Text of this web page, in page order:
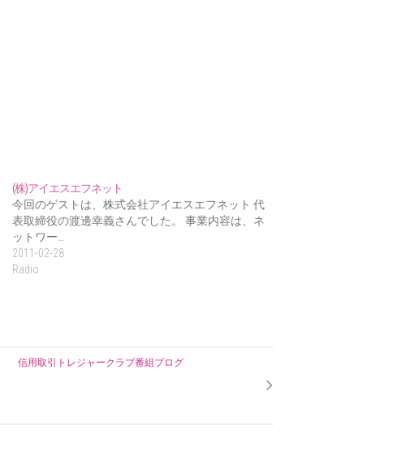
(株)アイエスエフネット
今回のゲストは、株式会社アイエスエフネット 代
表取締役の渡邊幸義さんでした。 事業内容は、ネ
ットワー…
2011-02-28
Radio
信用取引トレジャークラブ番組ブログ